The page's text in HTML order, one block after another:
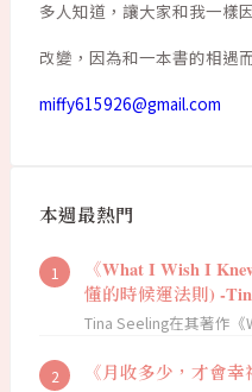
多人知道，讓大家和我一樣
改變，因為和一本書的相遇
miffy615926@gmail.com
本週最熱門
《What I Wish I
懂的時候運法則) -
Tina Seeling在其著作
《月收多少，才會幸